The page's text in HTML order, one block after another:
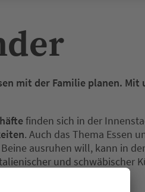
mit der Familie planen. Mit
finden sich in der
. Auch das Thema Essen
ausruhen will, kann in
und schwäbischer